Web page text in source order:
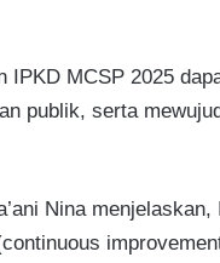
IPKD MCSP 2025
publik, serta
Nina menjelaskan,